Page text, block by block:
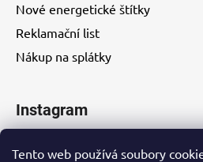
Tento web používá soubory
Nové energetické štítky
Reklamační list
Nákup na splátky
Instagram